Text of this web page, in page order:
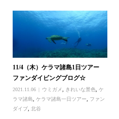
11/4（木）ケラマ諸島1日ツアー
ファンダイビングブログ☆
2021.11.06 ウミガメ きれいな景色
ケ
ラマ諸島
ケラマ諸島一日ツアー
ファン
ダイブ, 北谷